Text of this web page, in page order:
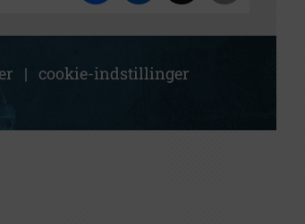
| cookie-indstillinger